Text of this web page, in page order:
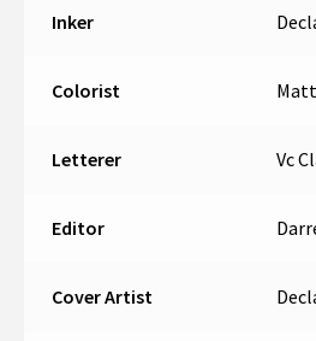
Inker
Colorist
Letterer Vc
Editor
Cover Artist